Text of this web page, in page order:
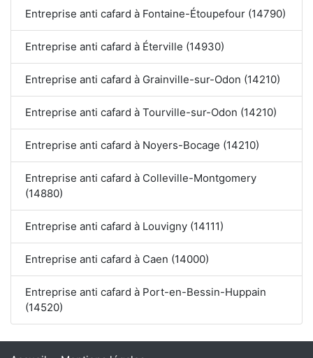
Entreprise anti cafard à Fontaine-Étoupefour (14790)
Entreprise anti cafard à Éterville (14930)
Entreprise anti cafard à Grainville-sur-Odon (14210)
Entreprise anti cafard à Tourville-sur-Odon (14210)
Entreprise anti cafard à Noyers-Bocage (14210)
Entreprise anti cafard à Colleville-Montgomery
(14880)
Entreprise anti cafard à Louvigny (14111)
Entreprise anti cafard à Caen (14000)
Entreprise anti cafard à Port-en-Bessin-Huppain
(14520)